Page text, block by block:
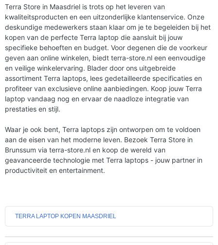
Terra Store in Maasdriel is trots op het leveren van
kwaliteitsproducten en een uitzonderlijke klantenservice. Onze
deskundige medewerkers staan klaar om je te begeleiden bij het
kopen van de perfecte Terra laptop die aansluit bij jouw
specifieke behoeften en budget. Voor degenen die de voorkeur
geven aan online winkelen, biedt terra-store.nl een eenvoudige
en veilige winkelervaring. Blader door ons uitgebreide
assortiment Terra laptops, lees gedetailleerde specificaties en
profiteer van exclusieve online aanbiedingen. Koop jouw Terra
laptop vandaag nog en ervaar de naadloze integratie van
prestaties en stijl.
Waar je ook bent, Terra laptops zijn ontworpen om te voldoen
aan de eisen van het moderne leven. Bezoek Terra Store in
Brunssum via terra-store.nl en koop de wereld van
geavanceerde technologie met Terra laptops - jouw partner in
productiviteit en entertainment.
TERRA LAPTOP KOPEN MAASDRIEL